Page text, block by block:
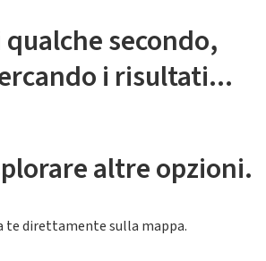
secondo,
i risultati...
altre opzioni.
te direttamente sulla mappa.